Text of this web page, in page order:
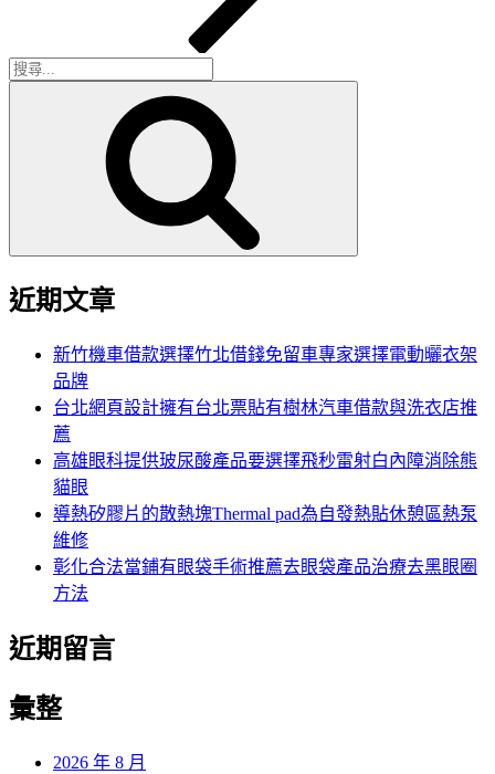
搜
近期文章
新竹機車借款選擇竹北借錢免留車專家選擇電動曬衣架
品牌
台北網頁設計擁有台北票貼有樹林汽車借款與洗衣店推
薦
高雄眼科提供玻尿酸產品要選擇飛秒雷射白內障消除熊
貓眼
導熱矽膠片的散熱塊Thermal pad為自發熱貼休憩區熱泵
維修
彰化合法當鋪有眼袋手術推薦去眼袋產品治療去黑眼圈
方法
近期留言
彙整
2026 年 8 月